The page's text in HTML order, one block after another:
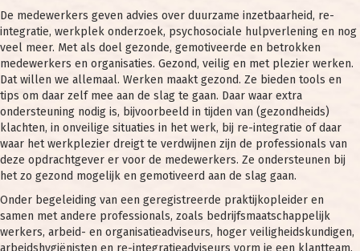
De medewerkers geven advies over duurzame inzetbaarheid, re-
integratie, werkplek onderzoek, psychosociale hulpverlening en nog
veel meer. Met als doel gezonde, gemotiveerde en betrokken
medewerkers en organisaties. Gezond, veilig en met plezier werken.
Dat willen we allemaal. Werken maakt gezond. Ze bieden tools en
tips om daar zelf mee aan de slag te gaan. Daar waar extra
ondersteuning nodig is, bijvoorbeeld in tijden van (gezondheids)
klachten, in onveilige situaties in het werk, bij re-integratie of daar
waar het werkplezier dreigt te verdwijnen zijn de professionals van
deze opdrachtgever er voor de medewerkers. Ze ondersteunen bij
het zo gezond mogelijk en gemotiveerd aan de slag gaan.
Onder begeleiding van een geregistreerde praktijkopleider en
samen met andere professionals, zoals bedrijfsmaatschappelijk
werkers, arbeid- en organisatieadviseurs, hoger veiligheidskundigen,